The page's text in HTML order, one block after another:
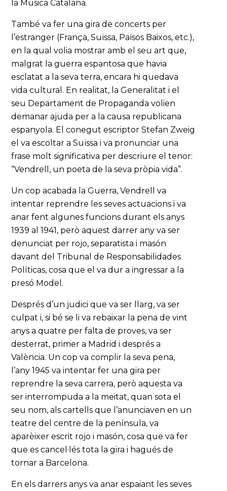
la Música Catalana.
També va fer una gira de concerts per
l’estranger (França, Suïssa, Països Baixos, etc.),
en la qual volia mostrar amb el seu art que,
malgrat la guerra espantosa que havia
esclatat a la seva terra, encara hi quedava
vida cultural. En realitat, la Generalitat i el
seu Departament de Propaganda volien
demanar ajuda per a la causa republicana
espanyola. El conegut escriptor Stefan Zweig
el va escoltar a Suïssa i va pronunciar una
frase molt significativa per descriure el tenor:
“Vendrell, un poeta de la seva pròpia vida”.
Un cop acabada la Guerra, Vendrell va
intentar reprendre les seves actuacions i va
anar fent algunes funcions durant els anys
1939 al 1941, però aquest darrer any va ser
denunciat per rojo, separatista i masón
davant del Tribunal de Responsabilidades
Políticas, cosa que el va dur a ingressar a la
presó Model.
Després d’un judici que va ser llarg, va ser
culpat i, si bé se li va rebaixar la pena de vint
anys a quatre per falta de proves, va ser
desterrat, primer a Madrid i després a
València. Un cop va complir la seva pena,
l’any 1945 va intentar fer una gira per
reprendre la seva carrera, però aquesta va
ser interrompuda a la meitat, quan sota el
seu nom, als cartells que l’anunciaven en un
teatre del centre de la península, va
aparèixer escrit rojo i masón, cosa que va fer
que es cancel·lés tota la gira i hagués de
tornar a Barcelona.
En els darrers anys va anar espaiant les seves